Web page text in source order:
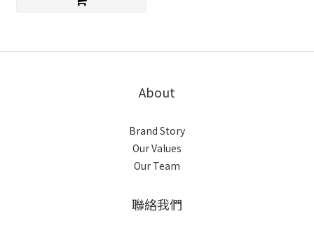
About
Brand Story
Our Values
Our Team
聯絡我們